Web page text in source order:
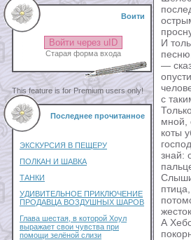
Воити
Войти через uID
Старая форма входа
This feature is for Premium users only!
Последнее прочитанное
ЭКСКУРСИЯ В ПЕЩЕРУ
ПОЛКАН И ШАВКА
ТАНКИ
УДИВИТЕЛЬНОЕ ПРИКЛЮЧЕНИЕ
ПРОДАВЦА ВОЗДУШНЫХ ШАРОВ
Глава шестая, в которой Хоул
выражает свои чувства при
помощи зелёной слизи
И
—
с
мной,
коты
знай:
А